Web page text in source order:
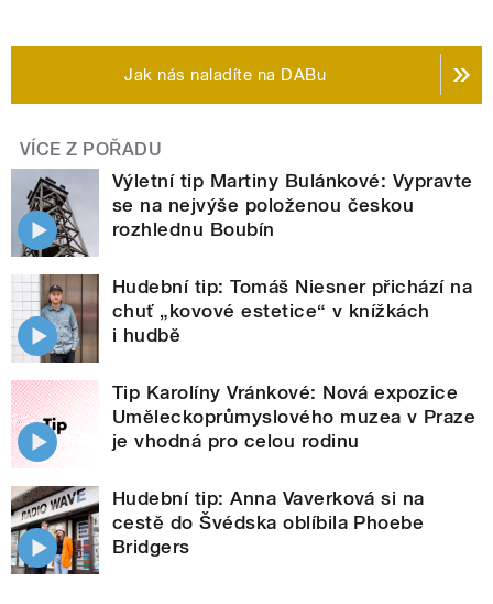
Jak nás naladíte na DABu
VÍCE Z POŘADU
Výletní tip Martiny Bulánkové: Vypravte
se na nejvýše položenou českou
rozhlednu Boubín
Hudební tip: Tomáš Niesner přichází na
chuť „kovové estetice“ v knížkách
i hudbě
Tip Karolíny Vránkové: Nová expozice
Uměleckoprůmyslového muzea v Praze
je vhodná pro celou rodinu
Hudební tip: Anna Vaverková si na
cestě do Švédska oblíbila Phoebe
Bridgers